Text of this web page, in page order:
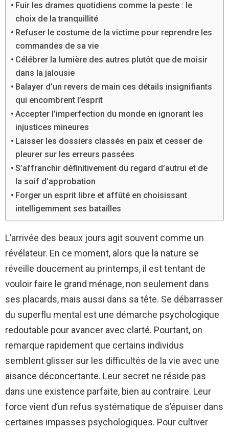
Fuir les drames quotidiens comme la peste : le
choix de la tranquillité
Refuser le costume de la victime pour reprendre les
commandes de sa vie
Célébrer la lumière des autres plutôt que de moisir
dans la jalousie
Balayer d’un revers de main ces détails insignifiants
qui encombrent l’esprit
Accepter l’imperfection du monde en ignorant les
injustices mineures
Laisser les dossiers classés en paix et cesser de
pleurer sur les erreurs passées
S’affranchir définitivement du regard d’autrui et de
la soif d’approbation
Forger un esprit libre et affûté en choisissant
intelligemment ses batailles
L’arrivée des beaux jours agit souvent comme un
révélateur. En ce moment, alors que la nature se
réveille doucement au printemps, il est tentant de
vouloir faire le grand ménage, non seulement dans
ses placards, mais aussi dans sa tête. Se débarrasser
du superflu mental est une démarche psychologique
redoutable pour avancer avec clarté. Pourtant, on
remarque rapidement que certains individus
semblent glisser sur les difficultés de la vie avec une
aisance déconcertante. Leur secret ne réside pas
dans une existence parfaite, bien au contraire. Leur
force vient d’un refus systématique de s’épuiser dans
certaines impasses psychologiques. Pour cultiver